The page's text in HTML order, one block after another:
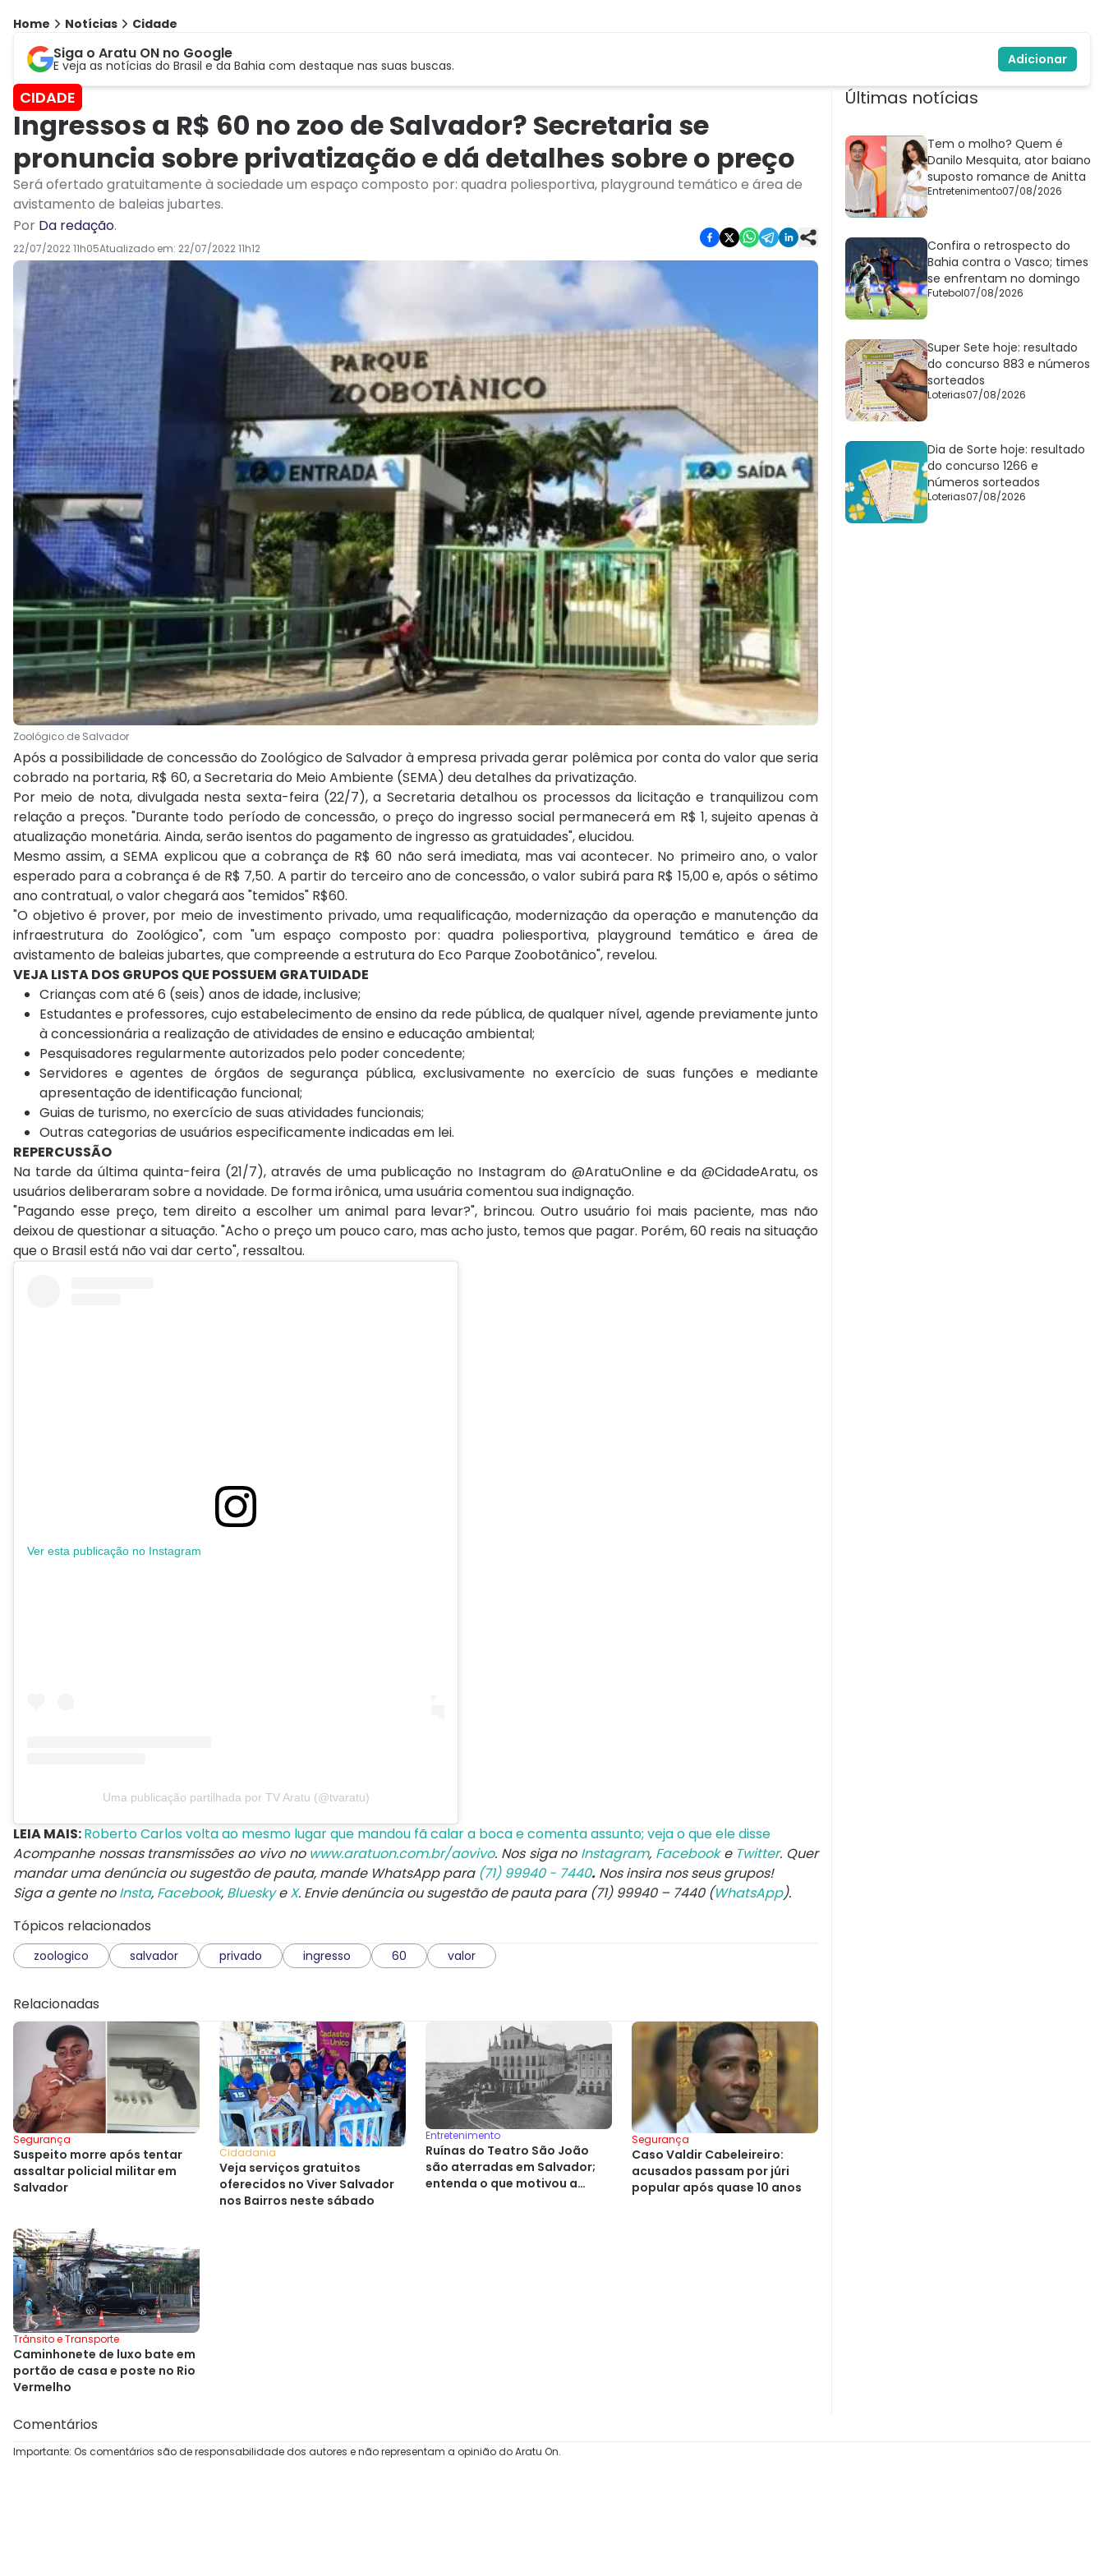
Home Notícias Cidade
Siga o Aratu ON no Google
E veja as notícias do Brasil e da Bahia com destaque nas suas buscas. Adicionar
CIDADE
Ingressos a R$ 60 no zoo de Salvador? Secretaria se
pronuncia sobre privatização e dá detalhes sobre o preço
Será ofertado gratuitamente à sociedade um espaço composto por: quadra poliesportiva, playground temático e área de
avistamento de baleias jubartes.
Por Da redação.
22/07/2022 11h05Atualizado em: 22/07/2022 11h12
Zoológico de Salvador
Após a possibilidade de concessão do Zoológico de Salvador à empresa privada gerar polêmica por conta do valor que seria
cobrado na portaria, R$ 60, a Secretaria do Meio Ambiente (SEMA) deu detalhes da privatização.
Por meio de nota, divulgada nesta sexta-feira (22/7), a Secretaria detalhou os processos da licitação e tranquilizou com
relação a preços. "Durante todo período de concessão, o preço do ingresso social permanecerá em R$ 1, sujeito apenas à
atualização monetária. Ainda, serão isentos do pagamento de ingresso as gratuidades", elucidou.
Mesmo assim, a SEMA explicou que a cobrança de R$ 60 não será imediata, mas vai acontecer. No primeiro ano, o valor
esperado para a cobrança é de R$ 7,50. A partir do terceiro ano de concessão, o valor subirá para R$ 15,00 e, após o sétimo
ano contratual, o valor chegará aos "temidos" R$60.
"O objetivo é prover, por meio de investimento privado, uma requalificação, modernização da operação e manutenção da
infraestrutura do Zoológico", com "um espaço composto por: quadra poliesportiva, playground temático e área de
avistamento de baleias jubartes, que compreende a estrutura do Eco Parque Zoobotânico", revelou.
VEJA LISTA DOS GRUPOS QUE POSSUEM GRATUIDADE
Crianças com até 6 (seis) anos de idade, inclusive;
Estudantes e professores, cujo estabelecimento de ensino da rede pública, de qualquer nível, agende previamente junto
à concessionária a realização de atividades de ensino e educação ambiental;
Pesquisadores regularmente autorizados pelo poder concedente;
Servidores e agentes de órgãos de segurança pública, exclusivamente no exercício de suas funções e mediante
apresentação de identificação funcional;
Guias de turismo, no exercício de suas atividades funcionais;
Outras categorias de usuários especificamente indicadas em lei.
REPERCUSSÃO
Na tarde da última quinta-feira (21/7), através de uma publicação no Instagram do @AratuOnline e da @CidadeAratu, os
usuários deliberaram sobre a novidade. De forma irônica, uma usuária comentou sua indignação.
"Pagando esse preço, tem direito a escolher um animal para levar?", brincou. Outro usuário foi mais paciente, mas não
deixou de questionar a situação. "Acho o preço um pouco caro, mas acho justo, temos que pagar. Porém, 60 reais na situação
que o Brasil está não vai dar certo", ressaltou.
Ver esta publicação no Instagram
Uma publicação partilhada por TV Aratu (@tvaratu)
LEIA MAIS:Roberto Carlos volta ao mesmo lugar que mandou fã calar a boca e comenta assunto; veja o que ele disse
Acompanhe nossas transmissões ao vivo no www.aratuon.com.br/aovivo. Nos siga no Instagram, Facebooke Twitter. Quer
mandar uma denúncia ou sugestão de pauta, mande WhatsApp para (71) 99940 - 7440. Nos insira nos seus grupos!
Siga a gente noInsta, Facebook, BlueskyeX. Envie denúncia ou sugestão de pauta para (71) 99940 – 7440 (WhatsApp).
Tópicos relacionados
zoologico salvador privado ingresso 60 valor
Relacionadas
Segurança
Suspeito morre após tentar
assaltar policial militar em
Salvador
Cidadania
Veja serviços gratuitos
oferecidos no Viver Salvador
nos Bairros neste sábado
Entretenimento
Ruínas do Teatro São João
são aterradas em Salvador;
entenda o que motivou a
Segurança
Caso Valdir Cabeleireiro:
acusados passam por júri
popular após quase 10 anos
Trânsito e Transporte
Caminhonete de luxo bate em
portão de casa e poste no Rio
Vermelho
Últimas notícias
Tem o molho? Quem é
Danilo Mesquita, ator baiano
suposto romance de Anitta
Entretenimento07/08/2026
Confira o retrospecto do
Bahia contra o Vasco; times
se enfrentam no domingo
Futebol07/08/2026
Super Sete hoje: resultado
do concurso 883 e números
sorteados
Loterias07/08/2026
Dia de Sorte hoje: resultado
do concurso 1266 e
números sorteados
Loterias07/08/2026
Comentários
Importante: Os comentários são de responsabilidade dos autores e não representam a opinião do Aratu On.